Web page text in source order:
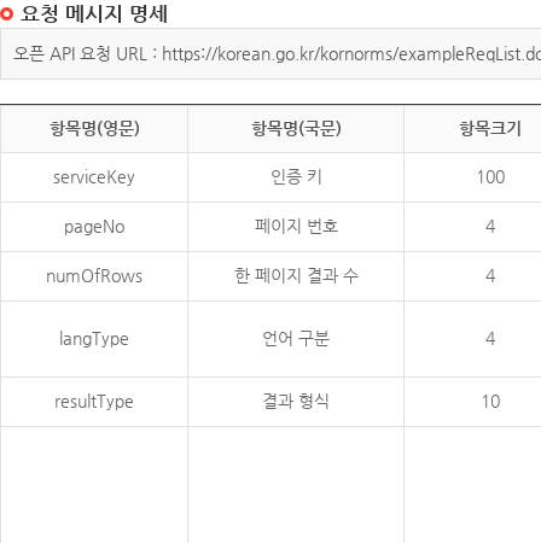
요청 메시지 명세
오픈 API 요청 URL : https://korean.go.kr/kornorms/
항목명(영문) 항목명(국문) 항목크기
serviceKey 인증 키 100
pageNo 페이지 번호 4
numOfRows 한 페이지 결과 수 4
langType 언어 구분 4
resultType 결과 형식 10